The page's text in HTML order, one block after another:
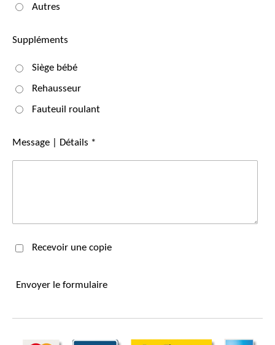
Autres
Suppléments
Siège bébé
Rehausseur
Fauteuil roulant
Message | Détails *
Recevoir une copie
Envoyer le formulaire